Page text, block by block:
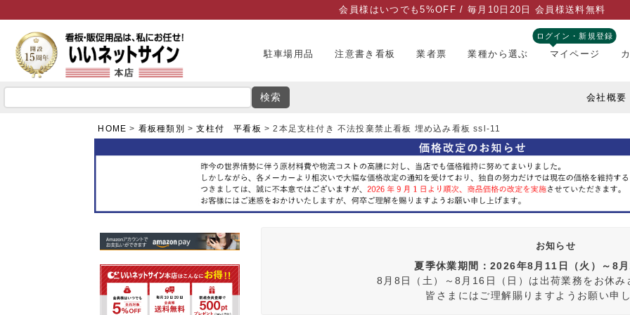
会員様はいつでも5%OFF / 毎月10日20日 会員様送料無料
駐車場用品 注意書き看板 業者票 業種から選ぶ
ログイン・新規登録
マイページ
検索 会社概要
HOME 看板種類別 支柱付 平看板 2本足支柱付き 不法投棄禁止看板 埋め込み看板 ssl-11
お知らせ
夏季休業期間：2026年8月11日（火）～8
8月8日（土）～8月16日（日）は出荷業務をお休み
皆さまにはご理解賜りますようお願い申